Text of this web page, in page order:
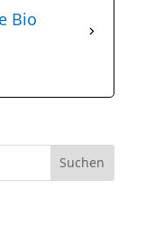
Bio
Suchen